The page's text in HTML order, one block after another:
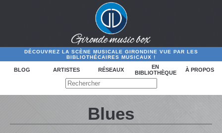
DÉCOUVREZ LA SCÈNE MUSICALE GIRONDINE VUE PAR LES
BIBLIOTHÉCAIRES MUSICAUX !
BLOG ARTISTES RÉSEAUX
EN
BIBLIOTHÈQUE
À PROPOS
Blues